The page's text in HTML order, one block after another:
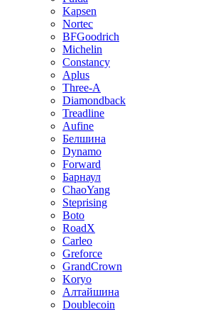
Kapsen
Nortec
BFGoodrich
Michelin
Constancy
Aplus
Three-A
Diamondback
Treadline
Aufine
Белшина
Dynamo
Forward
Барнаул
ChaoYang
Steprising
Boto
RoadX
Carleo
Greforce
GrandCrown
Koryo
Алтайшина
Doublecoin